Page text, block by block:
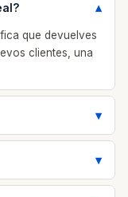
que devuelves
clientes, una